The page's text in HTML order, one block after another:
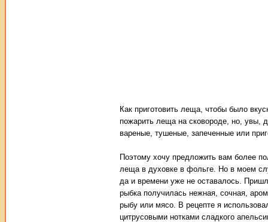
Как приготовить леща, чтобы было
пожарить леща на сковороде, но, увы,
вареные, тушеные, запеченные или
Поэтому хочу предложить вам более
леща в духовке в фольге. Но в моем
да и времени уже не оставалось.
рыбка получилась нежная, сочная,
рыбу или мясо. В рецепте я
цитрусовыми нотками сладкого